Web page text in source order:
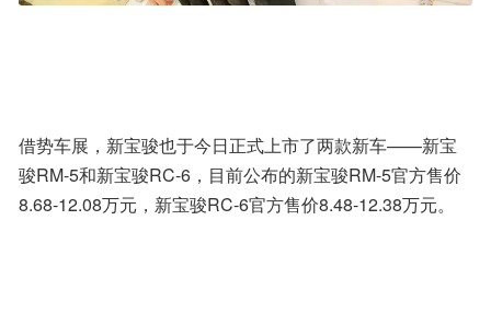
借势车展，新宝骏也于今日正式上市了两款新车——新宝
骏RM-5和新宝骏RC-6，目前公布的新宝骏RM-5官方售价
8.68-12.08万元，新宝骏RC-6官方售价8.48-12.38万元。